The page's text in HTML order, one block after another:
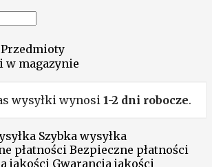
w magazynie
wysyłki wynosi 1-2 dni robocze.
Szybka wysyłka
Bezpieczne płatności
Gwarancja jakości